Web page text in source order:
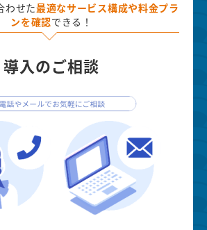
わせた最適なサービス構成や料金プラ
ンを確認できる！
導入のご相談